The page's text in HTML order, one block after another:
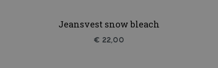
Jeansvest snow bleach
€ 22,00